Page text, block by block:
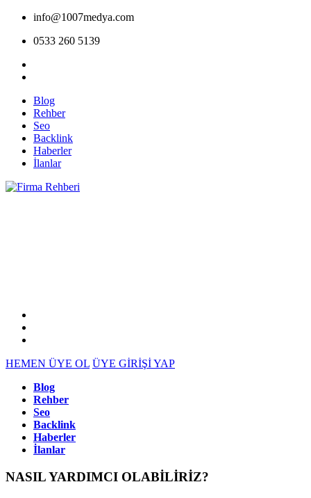
info@1007medya.com
0533 260 5139
Blog
Rehber
Seo
Backlink
Haberler
İlanlar
HEMEN ÜYE OL ÜYE GİRİŞİ YAP
Blog
Rehber
Seo
Backlink
Haberler
İlanlar
NASIL YARDIMCI OLABİLİRİZ?